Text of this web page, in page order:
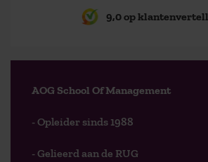
9,0 op
AOG School Of Management
- Opleider sinds 1988
- Gelieerd aan de RUG